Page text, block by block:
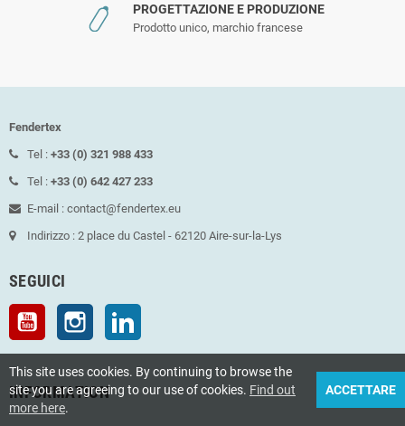
PROGETTAZIONE E PRODUZIONE
Prodotto unico, marchio francese
Fendertex
Tel : +33 (0) 321 988 433
Tel : +33 (0) 642 427 233
E-mail : contact@fendertex.eu
Indirizzo : 2 place du Castel - 62120 Aire-sur-la-Lys
SEGUICI
YouTube Instagram
INFORMATION
This site uses cookies. By continuing to browse the
site you are agreeing to our use of cookies. Find out
more here.
ACCETTARE